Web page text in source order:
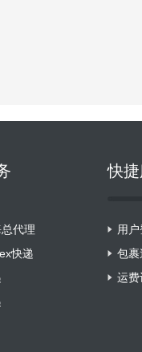
代理
快递
快
用
包裹
运费